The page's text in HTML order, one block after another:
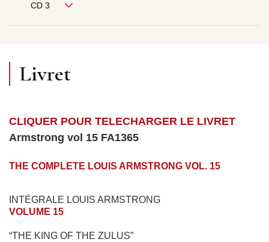
CD 3
Livret
CLIQUER POUR TELECHARGER LE LIVRET
Armstrong vol 15 FA1365
THE COMPLETE LOUIS ARMSTRONG VOL. 15
INTÉGRALE LOUIS ARMSTRONG
VOLUME 15
“THE KING OF THE ZULUS”